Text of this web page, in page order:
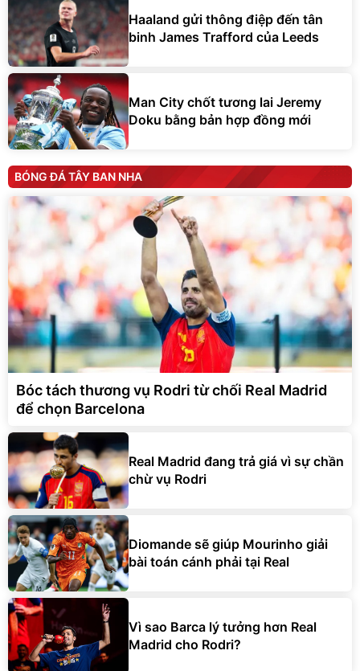
Haaland gửi thông điệp đến tân
binh James Trafford của Leeds
Man City chốt tương lai Jeremy
Doku bằng bản hợp đồng mới
BÓNG ĐÁ TÂY BAN NHA
Bóc tách thương vụ Rodri từ chối Real Madrid
để chọn Barcelona
Real Madrid đang trả giá vì sự chần
chừ vụ Rodri
Diomande sẽ giúp Mourinho giải
bài toán cánh phải tại Real
Vì sao Barca lý tưởng hơn Real
Madrid cho Rodri?